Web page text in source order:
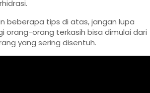
beberapa tips di atas, jangan lupa
orang-orang terkasih bisa dimulai dari
yang sering disentuh.